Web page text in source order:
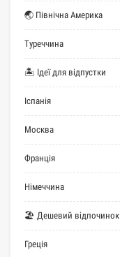
🌏 Північна Америка
Туреччина
🏝 Ідеї для відпустки
Іспанія
Москва
Франція
Німеччина
🏖 Дешевий відпочинок
Греція